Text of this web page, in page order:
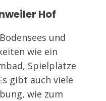
Hof
und
wie ein
Spielplätze
gibt auch viele
wie zum